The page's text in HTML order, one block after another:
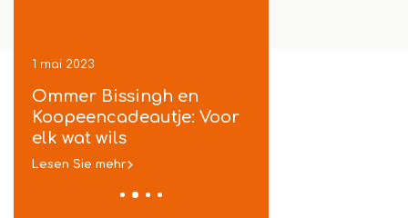
1 mai 2023
Ommer Bissingh en
Koopeencadeautje: Voor
elk wat wils
Lesen Sie mehr